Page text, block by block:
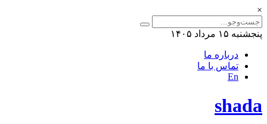
×
پنجشنبه ۱۵ مرداد ۱۴۰۵
درباره ما
تماس با ما
En
shada